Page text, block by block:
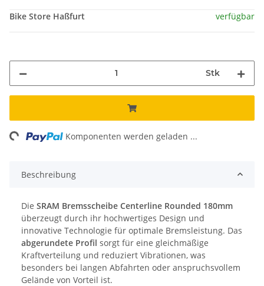
Bike Store Haßfurt verfügbar
Stk
Komponenten werden geladen ...
Beschreibung
Die SRAM Bremsscheibe Centerline Rounded 180mm
überzeugt durch ihr hochwertiges Design und
innovative Technologie für optimale Bremsleistung. Das
abgerundete Profil sorgt für eine gleichmäßige
Kraftverteilung und reduziert Vibrationen, was
besonders bei langen Abfahrten oder anspruchsvollem
Gelände von Vorteil ist.